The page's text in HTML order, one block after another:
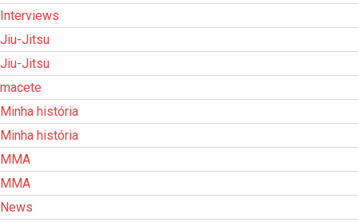
Interviews
Jiu-Jitsu
Jiu-Jitsu
macete
Minha história
Minha história
MMA
MMA
News